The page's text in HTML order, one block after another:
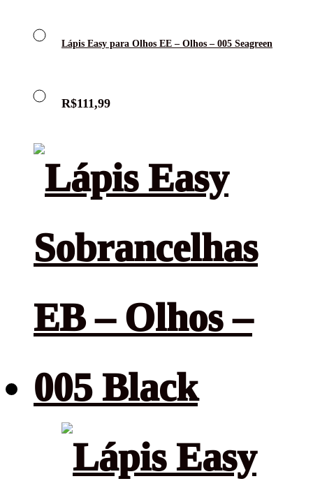
Lápis Easy para Olhos EE – Olhos – 005 Seagreen
R$111,99